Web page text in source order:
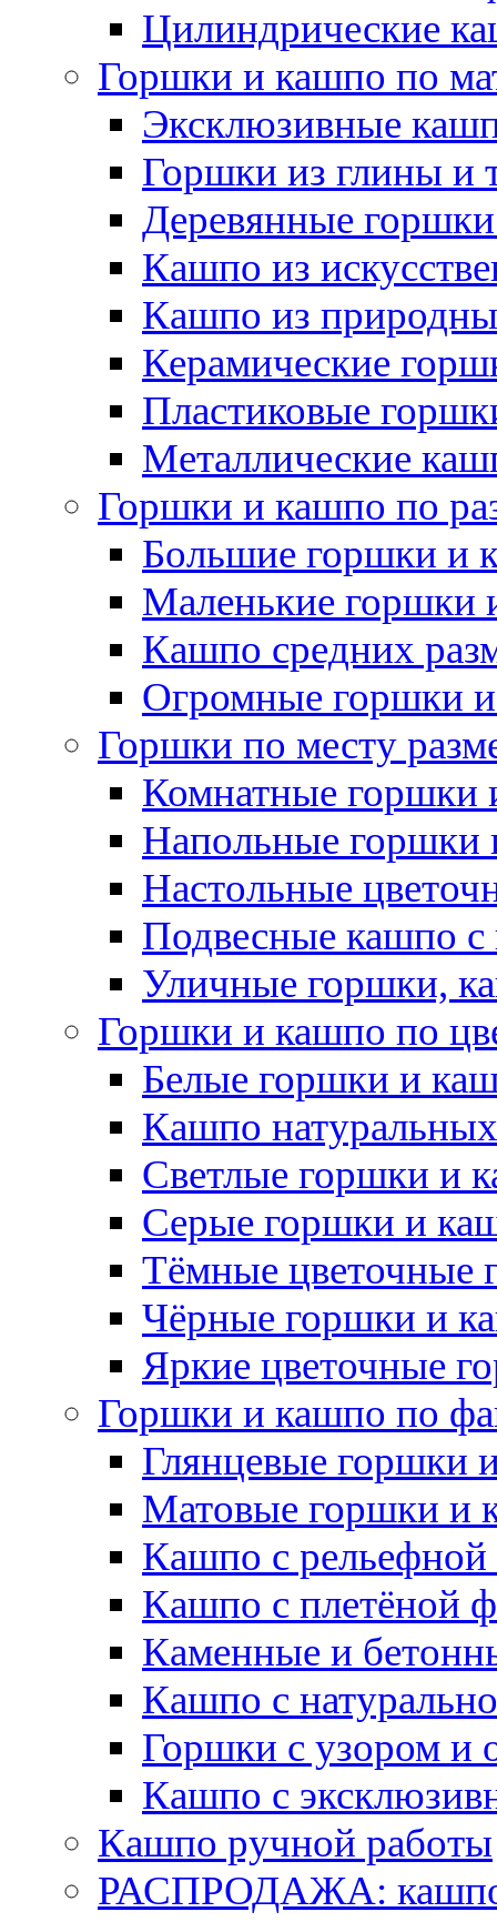
Цилиндрические
Горшки и кашпо по
Эксклюзивные
Горшки из глины и
Деревянные
Кашпо из
Кашпо из
Керамические
Пластиковые
Металлические
Горшки и кашпо по
Большие горшки и
Маленькие горшки
Кашпо средних
Огромные горшки
Горшки по месту
Комнатные горшки
Напольные горшки
Настольные
Подвесные кашпо с
Уличные горшки,
Горшки и кашпо по
Белые горшки и
Кашпо
Светлые горшки и
Серые горшки и
Тёмные цветочные
Чёрные горшки и
Яркие цветочные
Горшки и кашпо по
Глянцевые горшки
Матовые горшки и
Кашпо с рельефной
Кашпо с плетёной
Каменные и
Кашпо с
Горшки с узором и
Кашпо с
Кашпо ручной работы
РАСПРОДАЖА: кашпо